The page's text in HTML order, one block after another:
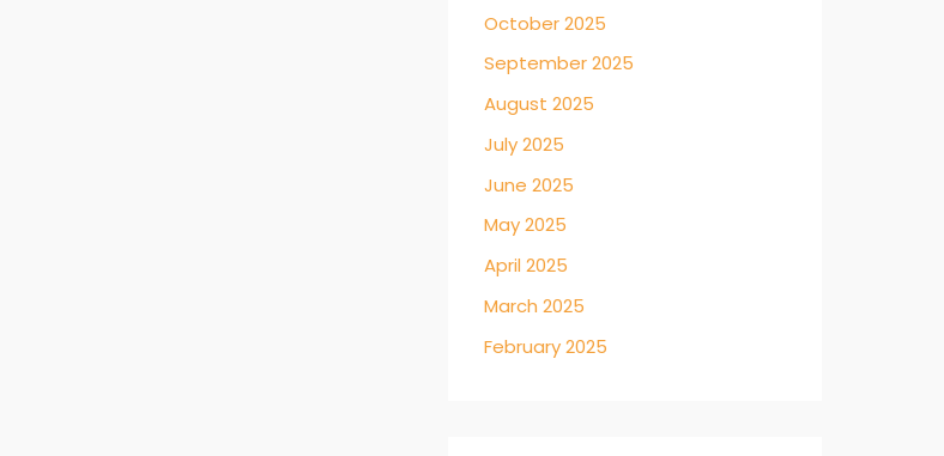
October 2025
September 2025
August 2025
July 2025
June 2025
May 2025
April 2025
March 2025
February 2025